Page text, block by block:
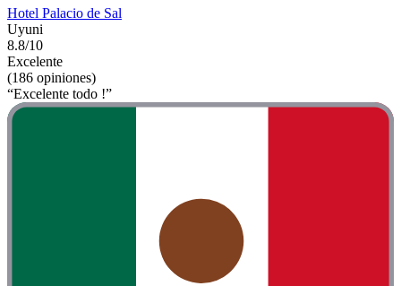
Hotel Palacio de Sal
Uyuni
8.8/10
Excelente
(186 opiniones)
“Excelente todo !”